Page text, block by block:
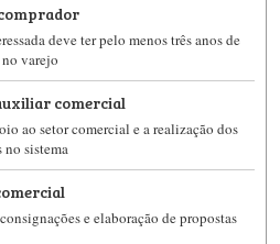
deve ter pelo menos três anos de
varejo
comercial
ao setor comercial e a realização dos
no sistema
e elaboração de propostas